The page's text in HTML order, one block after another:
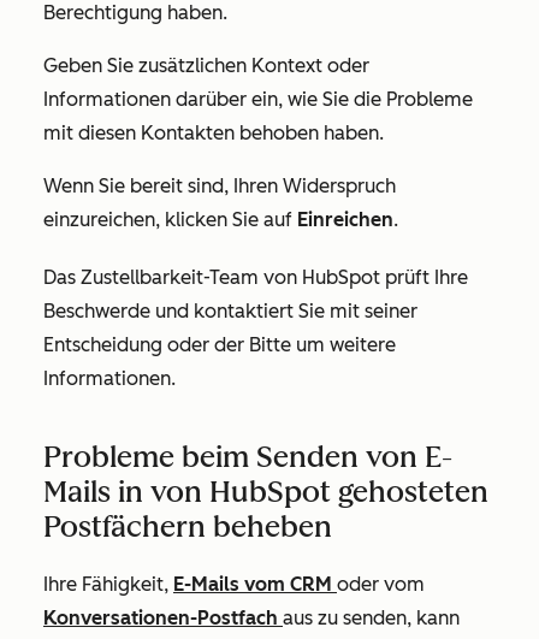
Berechtigung haben.
Geben Sie zusätzlichen Kontext oder
Informationen darüber ein, wie Sie die Probleme
mit diesen Kontakten behoben haben.
Wenn Sie bereit sind, Ihren Widerspruch
einzureichen, klicken Sie auf Einreichen.
Das Zustellbarkeit-Team von HubSpot prüft Ihre
Beschwerde und kontaktiert Sie mit seiner
Entscheidung oder der Bitte um weitere
Informationen.
Probleme beim Senden von E-
Mails in von HubSpot gehosteten
Postfächern beheben
Ihre Fähigkeit, E-Mails vom CRM oder vom
Konversationen-Postfach aus zu senden, kann